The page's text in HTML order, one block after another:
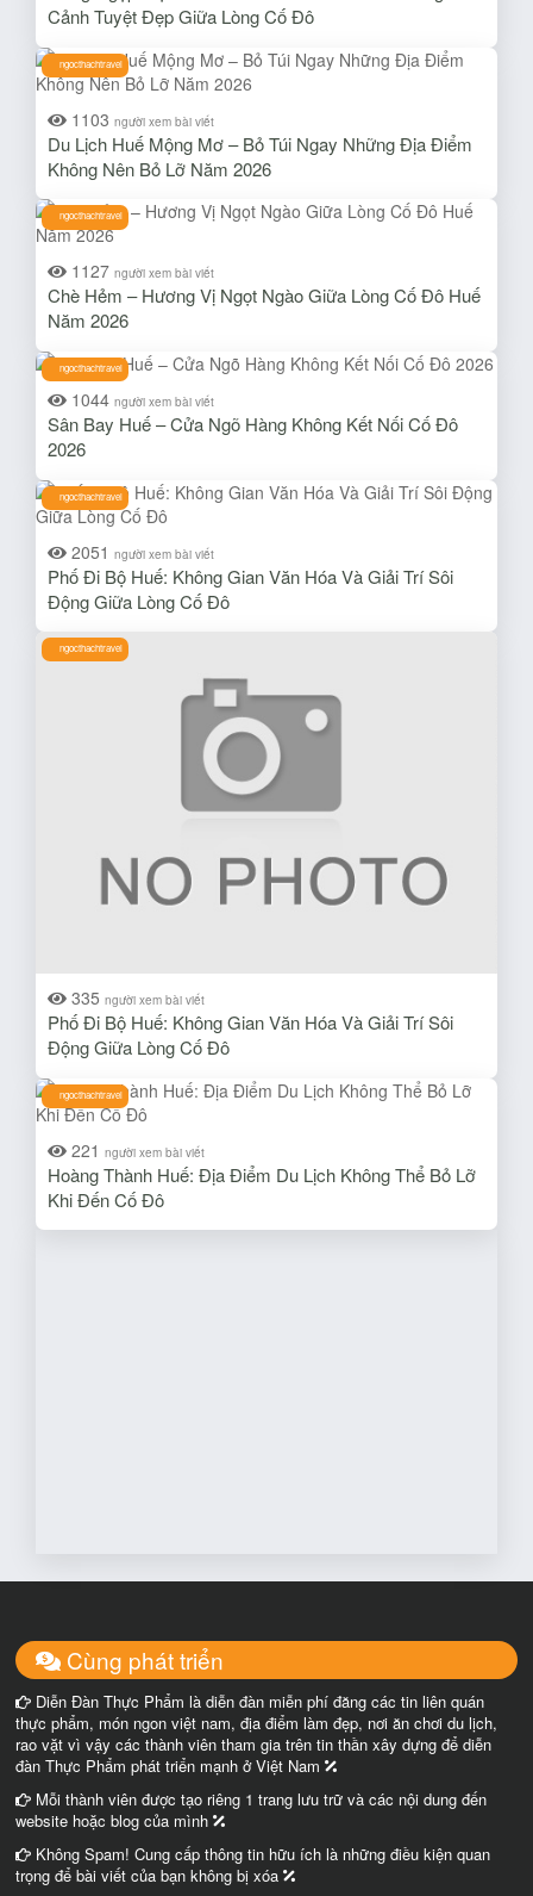
Cảnh Tuyệt Đẹp Giữa Lòng Cố Đô
ngocthachtravel
1103 người xem bài viết
Du Lịch Huế Mộng Mơ – Bỏ Túi Ngay Những Địa Điểm
Không Nên Bỏ Lỡ Năm 2026
ngocthachtravel
1127 người xem bài viết
Chè Hẻm – Hương Vị Ngọt Ngào Giữa Lòng Cố Đô Huế
Năm 2026
ngocthachtravel
1044 người xem bài viết
Sân Bay Huế – Cửa Ngõ Hàng Không Kết Nối Cố Đô
2026
ngocthachtravel
2051 người xem bài viết
Phố Đi Bộ Huế: Không Gian Văn Hóa Và Giải Trí Sôi
Động Giữa Lòng Cố Đô
ngocthachtravel
335 người xem bài viết
Phố Đi Bộ Huế: Không Gian Văn Hóa Và Giải Trí Sôi
Động Giữa Lòng Cố Đô
ngocthachtravel
221 người xem bài viết
Hoàng Thành Huế: Địa Điểm Du Lịch Không Thể Bỏ Lỡ
Khi Đến Cố Đô
Cùng phát triển
Diễn Đàn Thực Phẩm là diễn đàn miễn phí đăng các tin liên quán
thực phẩm, món ngon việt nam, địa điểm làm đẹp, nơi ăn chơi du lịch,
rao vặt vì vậy các thành viên tham gia trên tin thần xây dựng để diễn
đàn Thực Phẩm phát triển mạnh ở Việt Nam
Mỗi thành viên được tạo riêng 1 trang lưu trữ và các nội dung đến
website hoặc blog của mình
Không Spam! Cung cấp thông tin hữu ích là những điều kiện quan
trọng để bài viết của bạn không bị xóa